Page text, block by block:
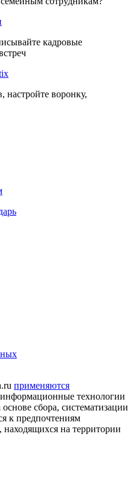
кадровые
настройте воронку,
применяются
технологии
сбора, систематизации
к предпочтениям
находящихся на территории